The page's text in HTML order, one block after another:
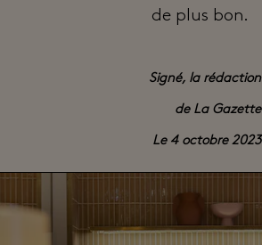
de plus bon.
Signé, la rédaction
de La Gazette
Le 4 octobre 2023